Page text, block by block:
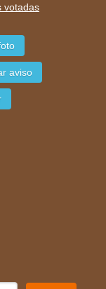
votadas
aviso